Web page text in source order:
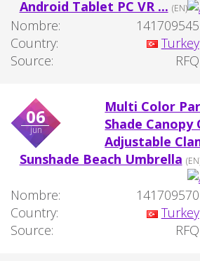
Android Tablet PC VR ... (EN)
Nombre:
141709545
Country:
Turkey
Source:
RFQ
06
jun
Multi Color
Shade
Adjustable
Sunshade Beach Umbrella
Nombre:
141709570
Country:
Turkey
Source:
RFQ